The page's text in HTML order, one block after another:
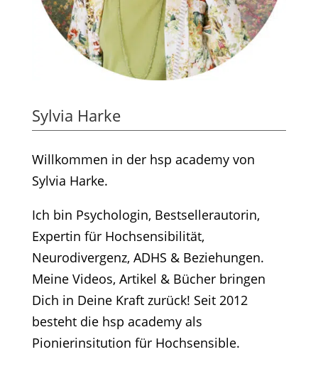
Sylvia Harke
Willkommen in der hsp academy von
Sylvia Harke.
Ich bin Psychologin, Bestsellerautorin,
Expertin für Hochsensibilität,
Neurodivergenz, ADHS & Beziehungen.
Meine Videos, Artikel & Bücher bringen
Dich in Deine Kraft zurück! Seit 2012
besteht die hsp academy als
Pionierinsitution für Hochsensible.